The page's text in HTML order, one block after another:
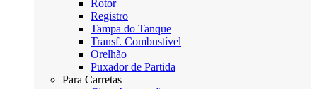
Rotor
Registro
Tampa do Tanque
Transf. Combustível
Orelhão
Puxador de Partida
Para Carretas